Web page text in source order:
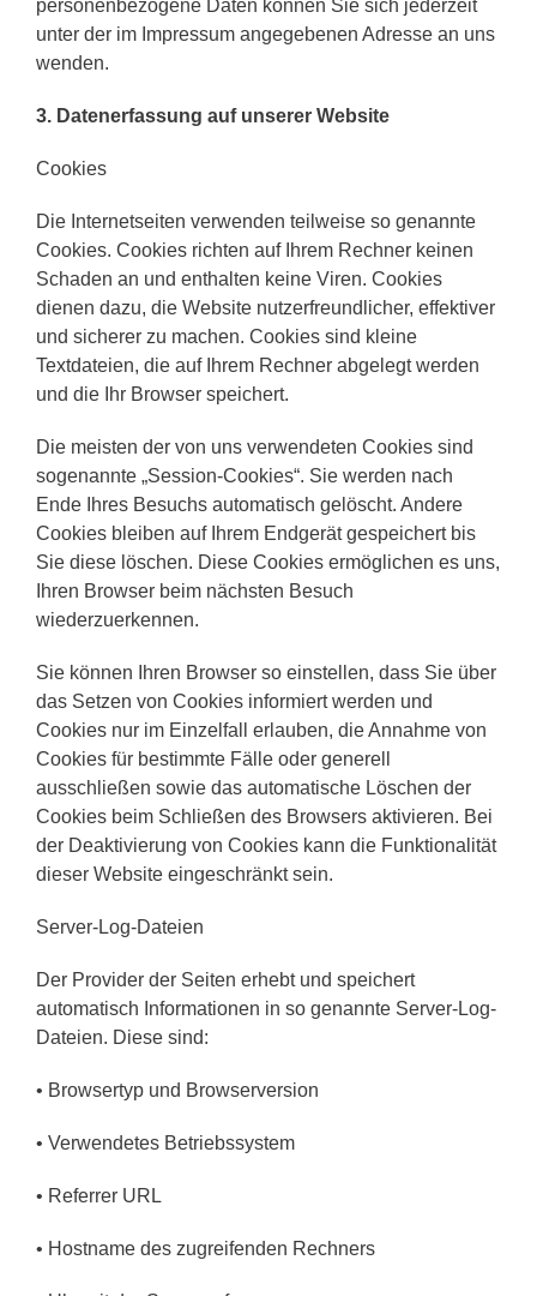
personenbezogene Daten können Sie sich jederzeit
unter der im Impressum angegebenen Adresse an uns
wenden.
3. Datenerfassung auf unserer Website
Cookies
Die Internetseiten verwenden teilweise so genannte
Cookies. Cookies richten auf Ihrem Rechner keinen
Schaden an und enthalten keine Viren. Cookies
dienen dazu, die Website nutzerfreundlicher, effektiver
und sicherer zu machen. Cookies sind kleine
Textdateien, die auf Ihrem Rechner abgelegt werden
und die Ihr Browser speichert.
Die meisten der von uns verwendeten Cookies sind
sogenannte „Session-Cookies“. Sie werden nach
Ende Ihres Besuchs automatisch gelöscht. Andere
Cookies bleiben auf Ihrem Endgerät gespeichert bis
Sie diese löschen. Diese Cookies ermöglichen es uns,
Ihren Browser beim nächsten Besuch
wiederzuerkennen.
Sie können Ihren Browser so einstellen, dass Sie über
das Setzen von Cookies informiert werden und
Cookies nur im Einzelfall erlauben, die Annahme von
Cookies für bestimmte Fälle oder generell
ausschließen sowie das automatische Löschen der
Cookies beim Schließen des Browsers aktivieren. Bei
der Deaktivierung von Cookies kann die Funktionalität
dieser Website eingeschränkt sein.
Server-Log-Dateien
Der Provider der Seiten erhebt und speichert
automatisch Informationen in so genannte Server-Log-
Dateien. Diese sind:
• Browsertyp und Browserversion
• Verwendetes Betriebssystem
• Referrer URL
• Hostname des zugreifenden Rechners